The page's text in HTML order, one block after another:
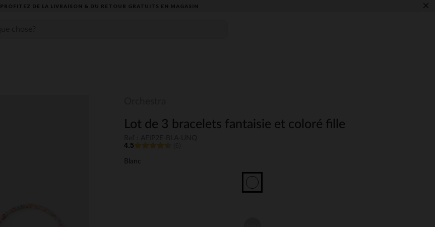
PROFITEZ DE LA LIVRAISON & DU RETOUR GRATUITS EN MAGASIN​ ×
Lot de 3 bracelets fantaisie et coloré fille
4.5
Blanc